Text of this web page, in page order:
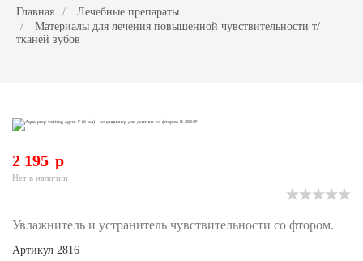
Главная
Лечебные препараты
Материалы для лечения повышенной чувствительности т/
тканей зубов
2 195 p
Нет в наличии
Увлажнитель и устранитель чувствительности со фтором.
Артикул 2816